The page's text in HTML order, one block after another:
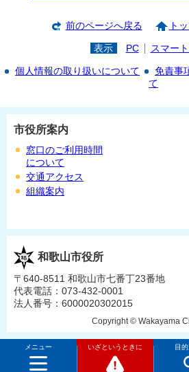
前のページへ戻る ト
表示 PC スマー
個人情報の取り扱いについて 免責事
て
メニュー いざというときに 目
市役所案内
窓口のご利用時間
について
交通アクセス
組織案内
和歌山市役所
〒640-8511 和歌山市七番丁23番地
代表電話：073-432-0001
法人番号：6000020302015
Copyright © Wakayama